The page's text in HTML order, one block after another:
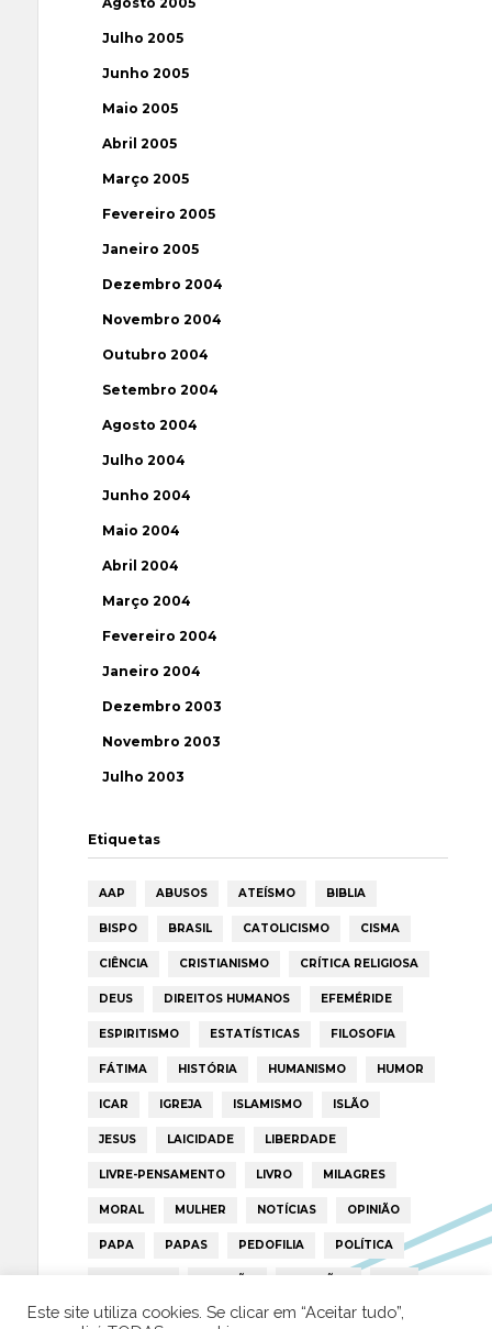
Julho 2005
Junho 2005
Maio 2005
Abril 2005
Março 2005
Fevereiro 2005
Janeiro 2005
Dezembro 2004
Novembro 2004
Outubro 2004
Setembro 2004
Agosto 2004
Julho 2004
Junho 2004
Maio 2004
Abril 2004
Março 2004
Fevereiro 2004
Janeiro 2004
Dezembro 2003
Novembro 2003
Julho 2003
Etiquetas
AAP ABUSOS ATEÍSMO BIBLIA
BISPO BRASIL CATOLICISMO CISMA
CIÊNCIA CRISTIANISMO CRÍTICA RELIGIOSA
DEUS DIREITOS HUMANOS EFEMÉRIDE
ESPIRITISMO ESTATÍSTICAS FILOSOFIA
FÁTIMA HISTÓRIA HUMANISMO HUMOR
ICAR IGREJA ISLAMISMO ISLÃO
JESUS LAICIDADE LIBERDADE
LIVRE-PENSAMENTO LIVRO MILAGRES
MORAL MULHER NOTÍCIAS OPINIÃO
PAPA PAPAS PEDOFILIA POLÍTICA
PORTUGAL RELIGIÃO RELIGIÕES RTP
TRUMP VATICANO
Este site utiliza cookies. Se clicar em “Aceitar tudo”,